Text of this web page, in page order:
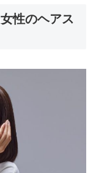
性のヘアス